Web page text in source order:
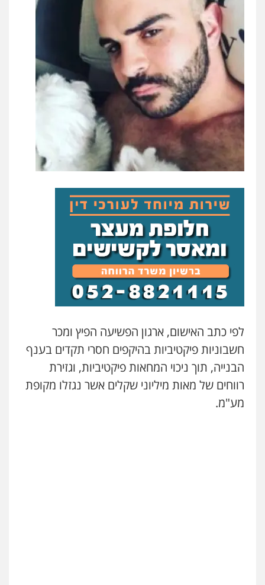
לפי כתב האישום, ארגון הפשיעה הפיץ ומכר
חשבוניות פיקטיביות בהיקפים חסרי תקדים בענף
הבנייה, תוך ניכוי המחאות פיקטיביות, וגזירת
רווחים של מאות מיליוני שקלים אשר נגזלו מקופת
מע"מ.